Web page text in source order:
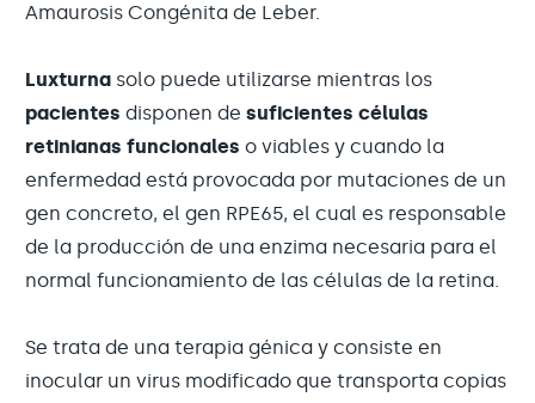
Amaurosis Congénita de Leber.
Luxturna solo puede utilizarse mientras los
pacientes disponen de suficientes células
retinianas funcionales o viables y cuando la
enfermedad está provocada por mutaciones de un
gen concreto, el gen RPE65, el cual es responsable
de la producción de una enzima necesaria para el
normal funcionamiento de las células de la retina.
Se trata de una terapia génica y consiste en
inocular un virus modificado que transporta copias